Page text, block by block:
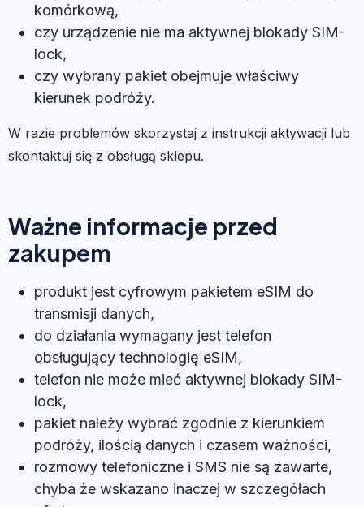
komórkową,
czy urządzenie nie ma aktywnej blokady SIM-
lock,
czy wybrany pakiet obejmuje właściwy
kierunek podróży.
W razie problemów skorzystaj z instrukcji aktywacji lub
skontaktuj się z obsługą sklepu.
Ważne informacje przed
zakupem
produkt jest cyfrowym pakietem eSIM do
transmisji danych,
do działania wymagany jest telefon
obsługujący technologię eSIM,
telefon nie może mieć aktywnej blokady SIM-
lock,
pakiet należy wybrać zgodnie z kierunkiem
podróży, ilością danych i czasem ważności,
rozmowy telefoniczne i SMS nie są zawarte,
chyba że wskazano inaczej w szczegółach